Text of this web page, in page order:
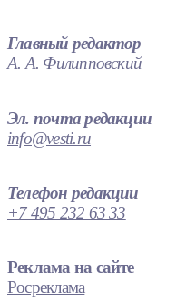
Главный редактор
А. А. Филипповский
Эл. почта редакции
info@vesti.ru
Телефон редакции
+7 495 232 63 33
Реклама на сайте
Росреклама